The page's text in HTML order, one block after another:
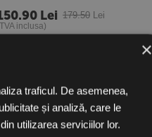
179.50 Lei
Lei
inclusa)
×
traficul. De asemenea,
și analiză, care le
utilizarea serviciilor lor.